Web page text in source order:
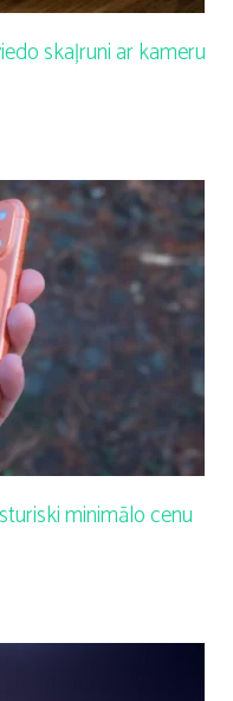
skaļruni ar kameru
minimālo cenu